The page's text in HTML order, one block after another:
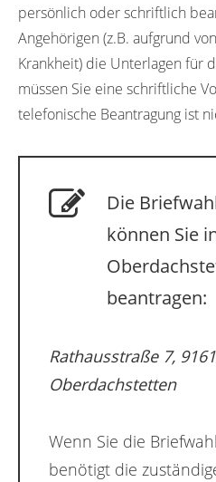
persönlich oder schriftlich
Angehörigen (z.B. aufgrund
Krankheit) die Unterlagen für
müssen Sie eine schriftliche
telefonische Beantragung ist
Die
können Sie
beantragen:
Rathausstraße 7,
Oberdachstetten
Wenn Sie die
benötigt die